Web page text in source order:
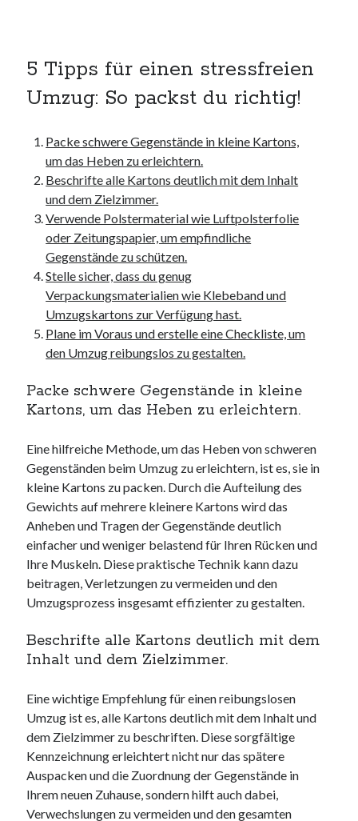
Uncategorized
unterkünfte
wordpress
5 Tipps für einen stressfreien
Umzug: So packst du richtig!
Packe schwere Gegenstände in kleine Kartons,
um das Heben zu erleichtern.
Beschrifte alle Kartons deutlich mit dem Inhalt
und dem Zielzimmer.
Verwende Polstermaterial wie Luftpolsterfolie
oder Zeitungspapier, um empfindliche
Gegenstände zu schützen.
Stelle sicher, dass du genug
Verpackungsmaterialien wie Klebeband und
Umzugskartons zur Verfügung hast.
Plane im Voraus und erstelle eine Checkliste, um
den Umzug reibungslos zu gestalten.
Packe schwere Gegenstände in kleine
Kartons, um das Heben zu erleichtern.
Eine hilfreiche Methode, um das Heben von schweren
Gegenständen beim Umzug zu erleichtern, ist es, sie in
kleine Kartons zu packen. Durch die Aufteilung des
Gewichts auf mehrere kleinere Kartons wird das
Anheben und Tragen der Gegenstände deutlich
einfacher und weniger belastend für Ihren Rücken und
Ihre Muskeln. Diese praktische Technik kann dazu
beitragen, Verletzungen zu vermeiden und den
Umzugsprozess insgesamt effizienter zu gestalten.
Beschrifte alle Kartons deutlich mit dem
Inhalt und dem Zielzimmer.
Eine wichtige Empfehlung für einen reibungslosen
Umzug ist es, alle Kartons deutlich mit dem Inhalt und
dem Zielzimmer zu beschriften. Diese sorgfältige
Kennzeichnung erleichtert nicht nur das spätere
Auspacken und die Zuordnung der Gegenstände in
Ihrem neuen Zuhause, sondern hilft auch dabei,
Verwechslungen zu vermeiden und den gesamten